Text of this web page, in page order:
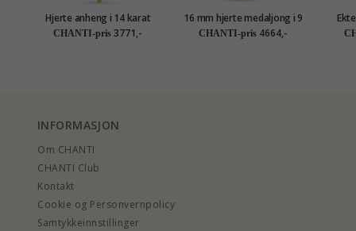
Hjerte anheng i 14 karat
gull - Gold Collection
CHANTI-pris 3771,-
16 mm hjerte medaljong i 9
karat gull
CHANTI-pris 4664,-
INFORMASJON
Om CHANTI
CHANTI Club
Kontakt
Cookie og Personvernpolicy
Samtykkeinnstillinger